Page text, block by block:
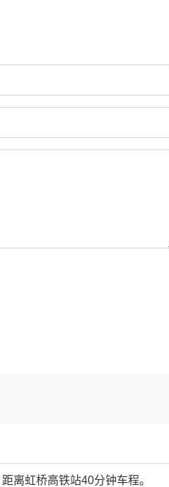
离虹桥高铁站40分钟车程。